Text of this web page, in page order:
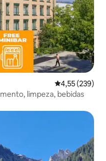
4,55 de uma
4,55 (239)
limpeza, bebidas